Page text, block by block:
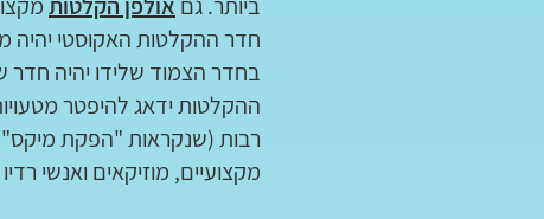
חדר ההקלטות האקוסטי יהיה
בחדר הצמוד שלידו יהיה חדר
ההקלטות ידאג להיפטר
רבות (שנקראות "הפקת
מקצועיים, מוזיקאים ואנשי